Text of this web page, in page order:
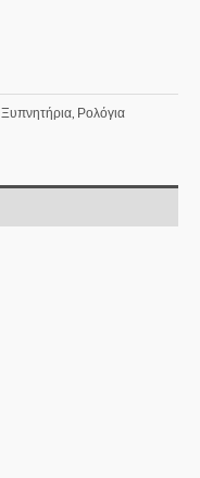
Ξυπνητήρια, Ρολόγια